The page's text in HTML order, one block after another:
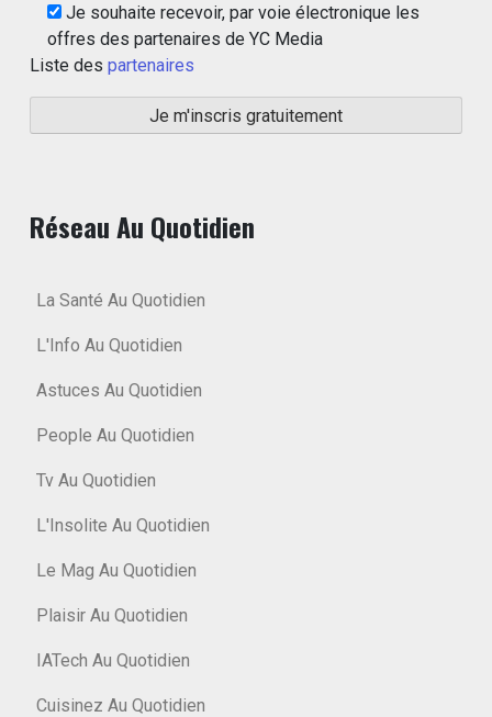
Je souhaite recevoir, par voie électronique les
offres des partenaires de YC Media
Liste des partenaires
Réseau Au Quotidien
La Santé Au Quotidien
L'Info Au Quotidien
Astuces Au Quotidien
People Au Quotidien
Tv Au Quotidien
L'Insolite Au Quotidien
Le Mag Au Quotidien
Plaisir Au Quotidien
IATech Au Quotidien
Cuisinez Au Quotidien